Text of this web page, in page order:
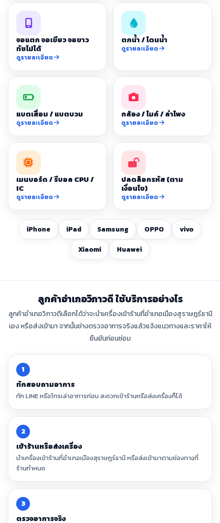
จอแตก จอเขียว จอขาว
ทัชไม่ได้
ดูรายละเอียด
ตกน้ำ / โดนน้ำ
ดูรายละเอียด
แบตเสื่อม / แบตบวม
ดูรายละเอียด
กล้อง / ไมค์ / ลำโพง
ดูรายละเอียด
เมนบอร์ด / รีบอล CPU /
IC
ดูรายละเอียด
ปลดล็อกรหัส (ตาม
เงื่อนไข)
ดูรายละเอียด
iPhone iPad Samsung OPPO vivo
Xiaomi Huawei
ลูกค้าอำเภอวิภาวดี ใช้บริการอย่างไร
ลูกค้าอำเภอวิภาวดีเลือกได้ว่าจะนำเครื่องเข้าร้านที่อำเภอเมืองสุราษฎร์ธานี
เอง หรือส่งเข้ามา จากนั้นช่างตรวจอาการจริงแล้วแจ้งแนวทางและราคาให้
ยืนยันก่อนซ่อม
1
ทักสอบถามอาการ
ทัก LINE หรือโทรเล่าอาการก่อน สะดวกเข้าร้านหรือส่งเครื่องก็ได้
2
เข้าร้านหรือส่งเครื่อง
นำเครื่องเข้าร้านที่อำเภอเมืองสุราษฎร์ธานี หรือส่งเข้ามาตามช่องทางที่
ร้านกำหนด
3
ตรวจอาการจริง